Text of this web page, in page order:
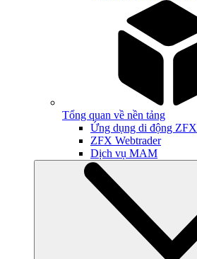
Tổng quan về nền tảng
Ứng dụng di động ZFX
ZFX Webtrader
Dịch vụ MAM